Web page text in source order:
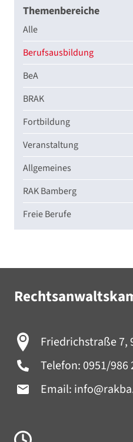
Themenbereiche
Alle
Berufsausbildung
BeA
BRAK
Fortbildung
Veranstaltung
Allgemeines
RAK Bamberg
Freie Berufe
Friedrichstraße 7,
Telefon: 0951/986
Email: